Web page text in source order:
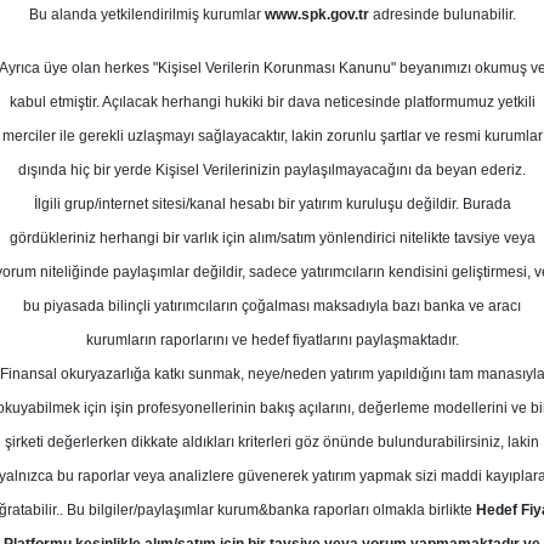
2024
Potansiyeli
Kurum Sayısı
11 5 3
Pazartesi, 02 Eylül 2024
Yatırım SISE Hedef Fiyat
Şişecam için hedef fiyatını
tavsiyesini 'AL' olarak korudu
Bu alanda yetkilendirilmiş kurumlar www.spk.gov.tradresinde bulunabilir.
Ayrıca üye olan herkes "Kişisel Verilerin Korunması Kanunu" beyanımızı okumuş ve
kabul etmiştir. Açılacak herhangi hukiki bir dava neticesinde platformumuz yetkili
merciler ile gerekli uzlaşmayı sağlayacaktır, lakin zorunlu şartlar ve resmi kurumlar
dışında hiç bir yerde Kişisel Verilerinizin paylaşılmayacağını da beyan ederiz.
İlgili grup/internet sitesi/kanal hesabı bir yatırım kuruluşu değildir. Burada
gördükleriniz herhangi bir varlık için alım/satım yönlendirici nitelikte tavsiye veya
niteliğinde paylaşımlar değildir, sadece yatırımcıların kendisini geliştirmesi,
bu piyasada bilinçli yatırımcıların çoğalması maksadıyla bazı banka ve aracı
kurumların raporlarını ve hedef fiyatlarını paylaşmaktadır.
Finansal okuryazarlığa katkı sunmak, neye/neden yatırım yapıldığını tam manasıyla
için işin profesyonellerinin bakış açılarını, değerleme modellerini ve
şirketi değerlerken dikkate aldıkları kriterleri göz önünde bulundurabilirsiniz, lakin
yalnızca bu raporlar veya analizlere güvenerek yatırım yapmak sizi maddi
Bu bilgiler/paylaşımlar kurum&banka raporları olmakla birlikte Hedef